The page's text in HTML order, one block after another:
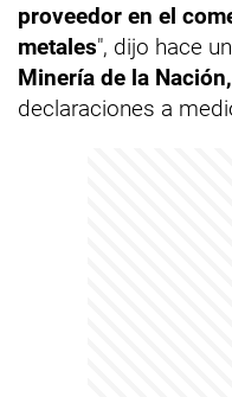
proveedor en el
metales", dijo hace
Minería de la
declaraciones a